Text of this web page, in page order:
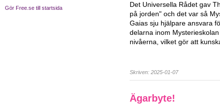
Gör Free.se till startsida
Det Universella Rådet gav
på jorden" och det var så
Gaias sju hjälpare ansvara
delarna inom
nivåerna, vilket gör att
Skriven: 2025-01-07
Ägarbyte!